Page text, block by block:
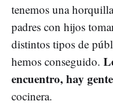
tenemos una
padres con hijos
distintos tipos de
hemos conseguido.
encuentro, hay
cocinera.